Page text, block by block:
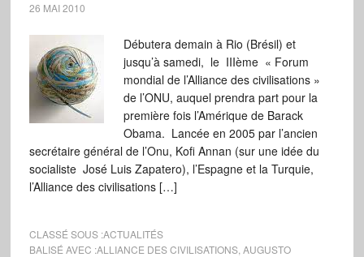
26 MAI 2010
Débutera demain à Rio (Brésil) et
jusqu’à samedi, le IIIème « Forum
mondial de l’Alliance des civilisations »
de l’ONU, auquel prendra part pour la
première fois l’Amérique de Barack
Obama. Lancée en 2005 par l’ancien
secrétaire général de l’Onu, Kofi Annan (sur une idée du
socialiste José Luis Zapatero), l’Espagne et la Turquie,
l’Alliance des civilisations […]
CLASSÉ SOUS :ACTUALITÉS
BALISÉ AVEC :ALLIANCE DES CIVILISATIONS, AUGUSTO